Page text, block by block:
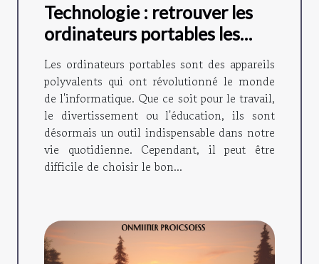
Technologie : retrouver les
ordinateurs portables les
plus utilisés du moment
Les ordinateurs portables sont des appareils
polyvalents qui ont révolutionné le monde
de l'informatique. Que ce soit pour le travail,
le divertissement ou l'éducation, ils sont
désormais un outil indispensable dans notre
vie quotidienne. Cependant, il peut être
difficile de choisir le bon...